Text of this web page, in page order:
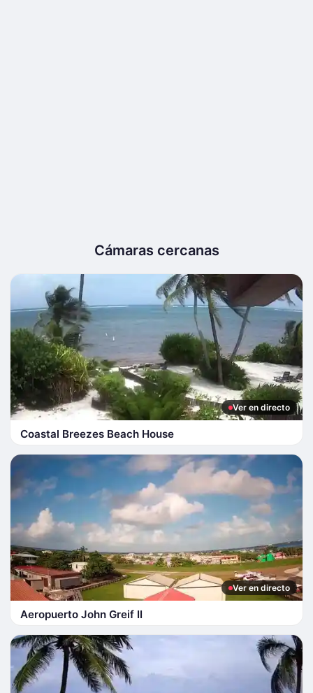
Cámaras cercanas
Ver en directo
Coastal Breezes Beach House
Ver en directo
Aeropuerto John Greif II